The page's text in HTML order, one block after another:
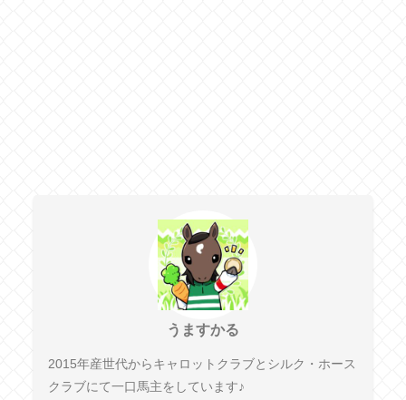
うますかる
2015年産世代からキャロットクラブとシルク・ホース
クラブにて一口馬主をしています♪